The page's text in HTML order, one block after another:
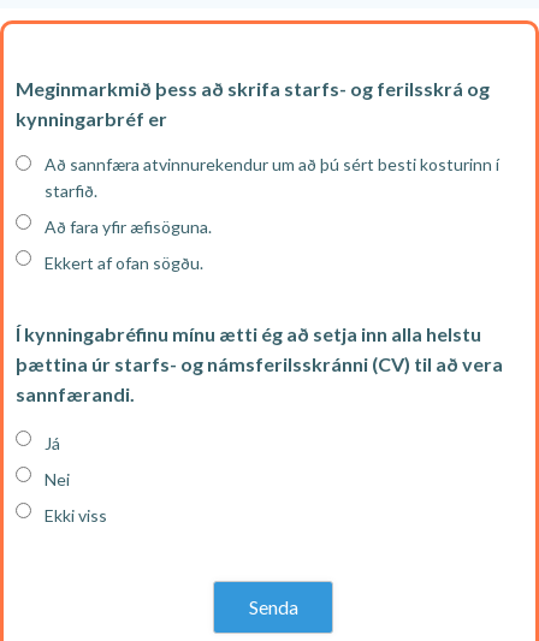
Meginmarkmið þess að skrifa starfs- og ferilsskrá og
kynningarbréf er
Að sannfæra atvinnurekendur um að þú sért besti kosturinn í
starfið.
Að fara yfir æfisöguna.
Ekkert af ofan sögðu.
Í kynningabréfinu mínu ætti ég að setja inn alla helstu
þættina úr starfs- og námsferilsskránni (CV) til að vera
sannfærandi.
Já
Nei
Ekki viss